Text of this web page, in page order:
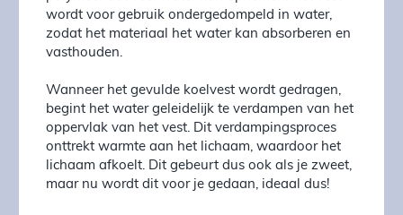
wordt voor gebruik ondergedompeld in water,
zodat het materiaal het water kan absorberen en
vasthouden.
Wanneer het gevulde koelvest wordt gedragen,
begint het water geleidelijk te verdampen van het
oppervlak van het vest. Dit verdampingsproces
onttrekt warmte aan het lichaam, waardoor het
lichaam afkoelt. Dit gebeurt dus ook als je zweet,
maar nu wordt dit voor je gedaan, ideaal dus!